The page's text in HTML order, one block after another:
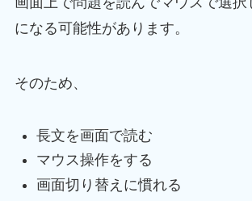
になる可能性があります。
そのため、
長文を画面で読む
マウス操作をする
画面切り替えに慣れる